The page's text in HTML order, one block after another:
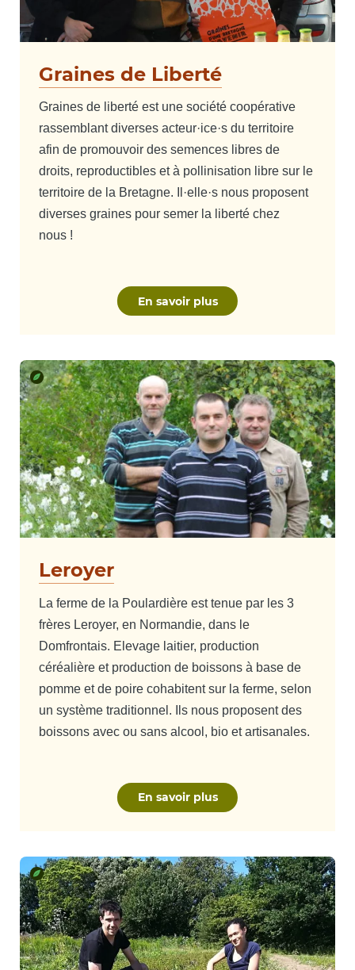
Graines de Liberté
Graines de liberté est une société coopérative
rassemblant diverses acteur·ice·s du territoire
afin de promouvoir des semences libres de
droits, reproductibles et à pollinisation libre sur le
territoire de la Bretagne. Il·elle·s nous proposent
diverses graines pour semer la liberté chez
nous !
En savoir plus
Leroyer
La ferme de la Poulardière est tenue par les 3
frères Leroyer, en Normandie, dans le
Domfrontais. Elevage laitier, production
céréalière et production de boissons à base de
pomme et de poire cohabitent sur la ferme, selon
un système traditionnel. Ils nous proposent des
boissons avec ou sans alcool, bio et artisanales.
En savoir plus